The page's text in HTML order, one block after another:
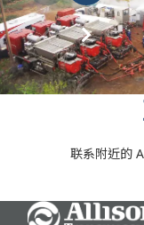
联系附近的
Go Home